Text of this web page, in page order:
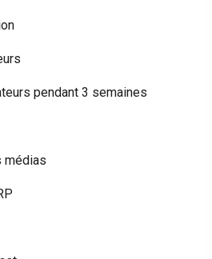
pendant 3 semaines
médias